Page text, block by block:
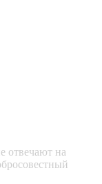
отвечают на